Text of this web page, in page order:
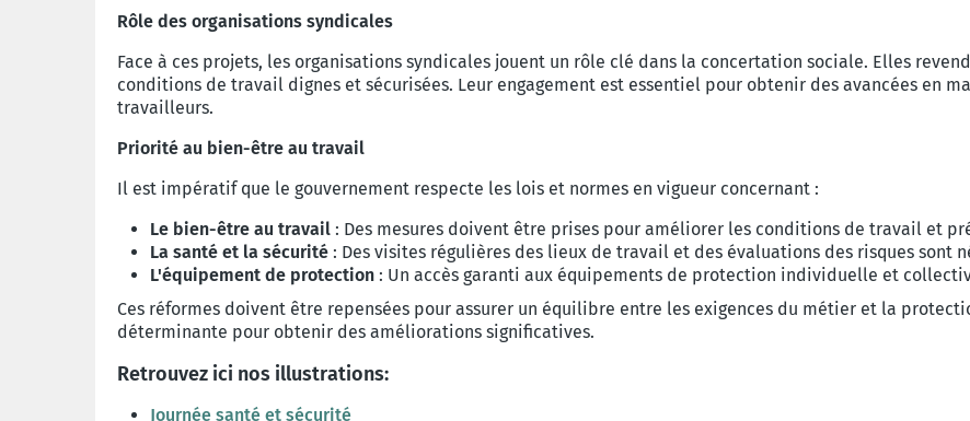
Rôle des organisations syndicales
Face à ces projets, les organisations syndicales jouent un rôle clé dans la concertation sociale. Elles
conditions de travail dignes et sécurisées. Leur engagement est essentiel pour obtenir des avancées en
travailleurs.
Priorité au bien-être au travail
Il est impératif que le gouvernement respecte les lois et normes en vigueur concernant :
Le bien-être au travail : Des mesures doivent être prises pour améliorer les conditions de travail et
La santé et la sécurité : Des visites régulières des lieux de travail et des évaluations des risques sont
L'équipement de protection : Un accès garanti aux équipements de protection individuelle et
Ces réformes doivent être repensées pour assurer un équilibre entre les exigences du métier et la
déterminante pour obtenir des améliorations significatives.
Retrouvez ici nos illustrations:
Journée santé et sécurité